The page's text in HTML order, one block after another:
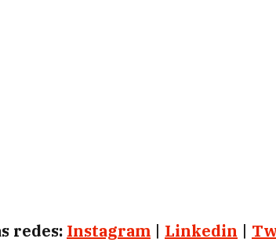
redes: Instagram | Linkedin |